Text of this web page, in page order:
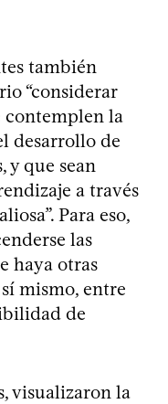
también
“considerar
contemplen la
desarrollo de
y que sean
a través
Para eso,
las
haya otras
mismo, entre
de
visualizaron la